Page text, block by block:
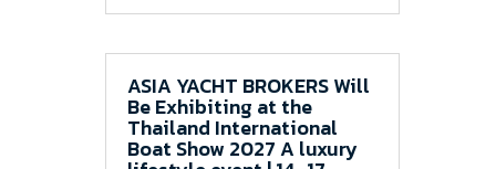
ASIA YACHT BROKERS Will
Be Exhibiting at the
Thailand International
Boat Show 2027 A luxury